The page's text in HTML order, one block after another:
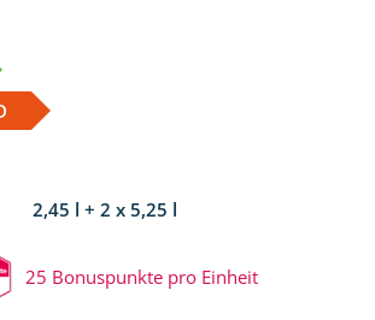
2,45 l + 2 x 5,25 l
25 Bonuspunkte pro Einheit